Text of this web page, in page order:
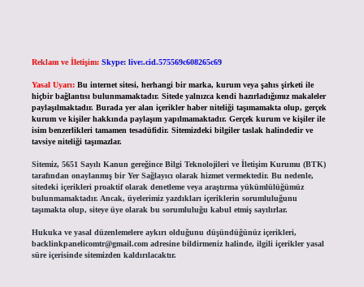
Reklam ve İletişim: Skype: live:.cid.575569c608265c69
Yasal Uyarı: Bu internet sitesi, herhangi bir marka, kurum veya şahıs şirketi ile
hiçbir bağlantısı bulunmamaktadır. Sitede yalnızca kendi hazırladığımız makaleler
paylaşılmaktadır. Burada yer alan içerikler haber niteliği taşımamakta olup, gerçek
kurum ve kişiler hakkında paylaşım yapılmamaktadır. Gerçek kurum ve kişiler ile
isim benzerlikleri tamamen tesadüfidir. Sitemizdeki bilgiler taslak halindedir ve
tavsiye niteliği taşımazlar.
Sitemiz, 5651 Sayılı Kanun gereğince Bilgi Teknolojileri ve İletişim Kurumu (BTK)
tarafından onaylanmış bir Yer Sağlayıcı olarak hizmet vermektedir. Bu nedenle,
sitedeki içerikleri proaktif olarak denetleme veya araştırma yükümlülüğümüz
bulunmamaktadır. Ancak, üyelerimiz yazdıkları içeriklerin sorumluluğunu
taşımakta olup, siteye üye olarak bu sorumluluğu kabul etmiş sayılırlar.
Hukuka ve yasal düzenlemelere aykırı olduğunu düşündüğünüz içerikleri,
backlinkpanelicomtr@gmail.comadresine bildirmeniz halinde, ilgili içerikler yasal
süre içerisinde sitemizden kaldırılacaktır.